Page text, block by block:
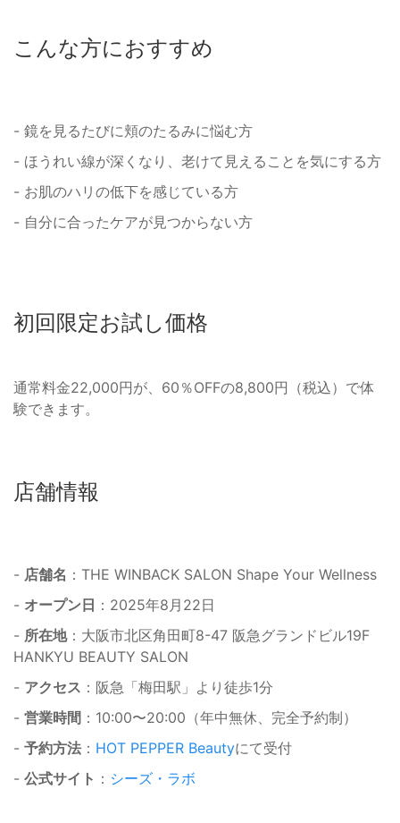
こんな方におすすめ
- 鏡を見るたびに頬のたるみに悩む方
- ほうれい線が深くなり、老けて見えることを気にする方
- お肌のハリの低下を感じている方
- 自分に合ったケアが見つからない方
初回限定お試し価格
通常料金22,000円が、60％OFFの8,800円（税込）で体
験できます。
店舗情報
- 店舗名 ：THE WINBACK SALON Shape Your Wellness
- オープン日 ：2025年8月22日
- 所在地：大阪市北区角田町8-47 阪急グランドビル19F
HANKYU BEAUTY SALON
- アクセス ：阪急「梅田駅」より徒歩1分
- 営業時間 ：10:00〜20:00（年中無休、完全予約制）
- 予約方法 ： HOT PEPPER Beautyにて受付
- 公式サイト ： シーズ・ラボ